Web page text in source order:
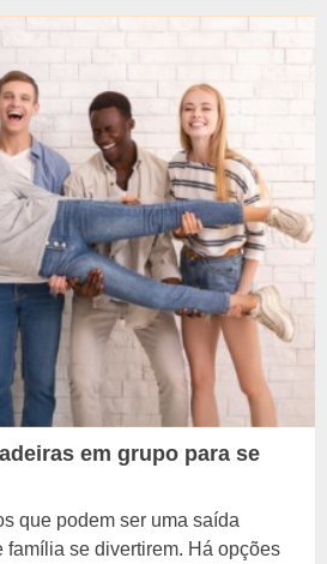
em grupo para se
que podem ser uma saída
família se divertirem. Há opções